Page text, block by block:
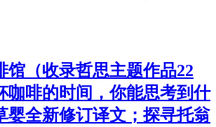
馆（收录哲思主题作品22
咖啡的时间，你能思考到什
婴全新修订译文；探寻托翁